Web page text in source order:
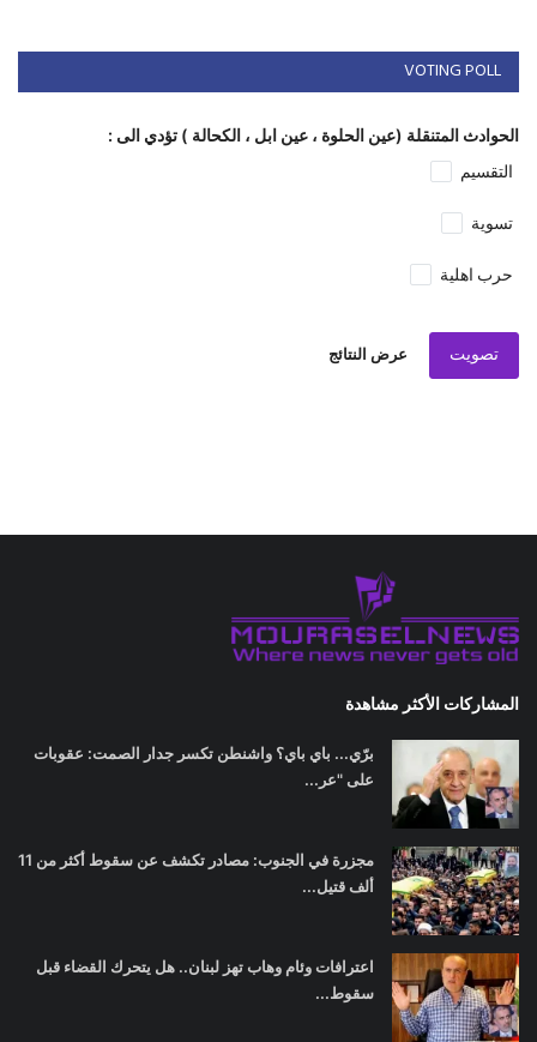
VOTING POLL
الحوادث المتنقلة (عين الحلوة ، عين ابل ، الكحالة ) تؤدي الى :
التقسيم
تسوية
حرب اهلية
تصويت عرض النتائج
المشاركات الأكثر مشاهدة
برّي... باي باي؟ واشنطن تكسر جدار الصمت: عقوبات
على "عر...
مجزرة في الجنوب: مصادر تكشف عن سقوط أكثر من 11
ألف قتيل...
اعترافات وئام وهاب تهز لبنان.. هل يتحرك القضاء قبل
سقوط...